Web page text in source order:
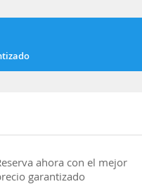
ahora con el mejor
garantizado